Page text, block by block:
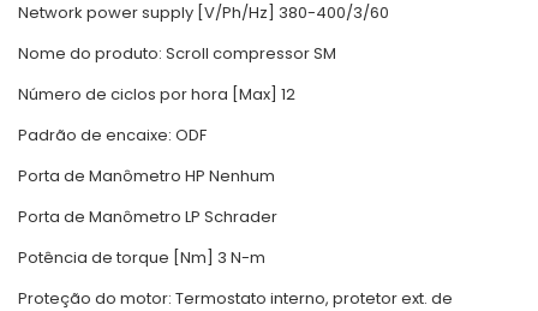
Network power supply [V/Ph/Hz] 380-400/3/60
Nome do produto: Scroll compressor SM
Número de ciclos por hora [Max] 12
Padrão de encaixe: ODF
Porta de Manômetro HP Nenhum
Porta de Manômetro LP Schrader
Potência de torque [Nm] 3 N-m
Proteção do motor: Termostato interno, protetor ext. de